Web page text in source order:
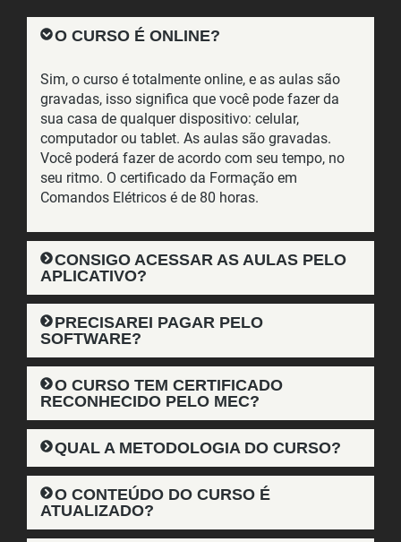
O CURSO É ONLINE?
Sim, o curso é totalmente online, e as aulas são
gravadas, isso significa que você pode fazer da
sua casa de qualquer dispositivo: celular,
computador ou tablet. As aulas são gravadas.
Você poderá fazer de acordo com seu tempo, no
seu ritmo. O certificado da Formação em
Comandos Elétricos é de 80 horas.
CONSIGO ACESSAR AS AULAS PELO
APLICATIVO?
PRECISAREI PAGAR PELO
SOFTWARE?
O CURSO TEM CERTIFICADO
RECONHECIDO PELO MEC?
QUAL A METODOLOGIA DO CURSO?
O CONTEÚDO DO CURSO É
ATUALIZADO?